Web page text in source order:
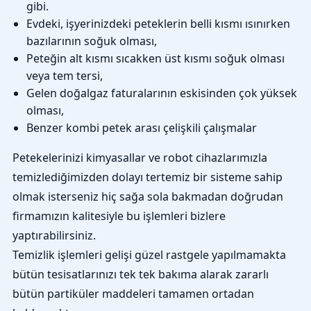
gibi.
Evdeki, işyerinizdeki peteklerin belli kısmı ısınırken
bazılarının soğuk olması,
Peteğin alt kısmı sıcakken üst kısmı soğuk olması
veya tem tersi,
Gelen doğalgaz faturalarının eskisinden çok yüksek
olması,
Benzer kombi petek arası çelişkili çalışmalar
Petekelerinizi kimyasallar ve robot cihazlarımızla
temizlediğimizden dolayı tertemiz bir sisteme sahip
olmak isterseniz hiç sağa sola bakmadan doğrudan
firmamızın kalitesiyle bu işlemleri bizlere
yaptırabilirsiniz.
Temizlik işlemleri gelişi güzel rastgele yapılmamakta
bütün tesisatlarınızı tek tek bakıma alarak zararlı
bütün partiküler maddeleri tamamen ortadan